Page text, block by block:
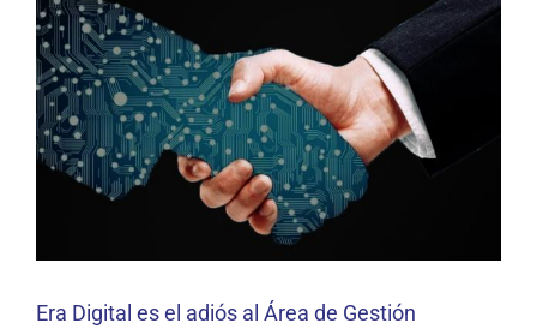
Era Digital es el adiós al Área de Gestión